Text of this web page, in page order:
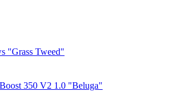
"Grass Tweed"
350 V2 1.0 "Beluga"